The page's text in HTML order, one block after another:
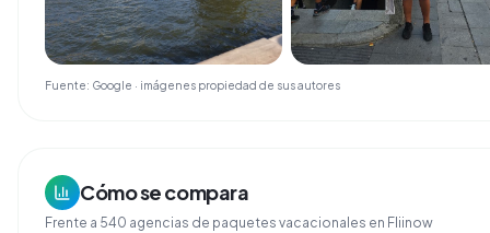
Fuente: Google · imágenes propiedad de sus autores
Cómo se compara
Frente a 540 agencias de paquetes vacacionales en Fliinow